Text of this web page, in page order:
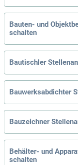
Bauten- und
schalten
Bautischler
Bauwerksabdichter
Bauzeichner
Behälter- und
schalten